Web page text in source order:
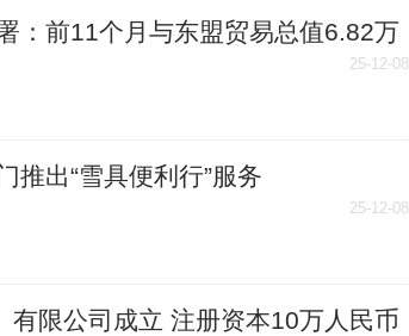
：前11个月与东盟贸易总值6.82万
25-12-08
推出“雪具便利行”服务
25-12-08
有限公司成立 注册资本10万人民币